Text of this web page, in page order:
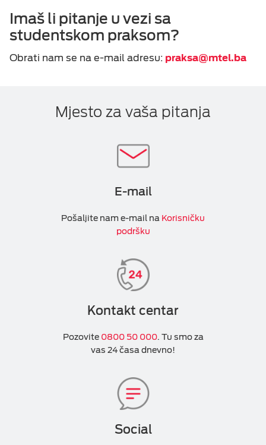
Imaš li pitanje u vezi sa
studentskom praksom?
Obrati nam se na e-mail adresu: praksa@mtel.ba
Mjesto za vaša pitanja
E-mail
Pošaljite nam e-mail na Korisničku
podršku
Kontakt centar
Pozovite 0800 50 000. Tu smo za
vas 24 časa dnevno!
Social